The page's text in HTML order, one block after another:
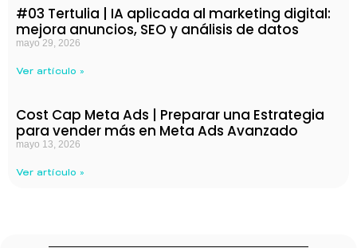
#03 Tertulia | IA aplicada al marketing digital:
mejora anuncios, SEO y análisis de datos
mayo 29, 2026
Ver artículo »
Cost Cap Meta Ads | Preparar una Estrategia
para vender más en Meta Ads Avanzado
mayo 13, 2026
Ver artículo »